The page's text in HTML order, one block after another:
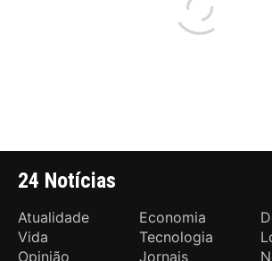
24 Notícias
Atualidade Economia
Vida
Tecnologia
Opinião
Jornais